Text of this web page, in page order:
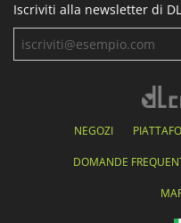
Iscriviti alla newsletter di
NEGOZI
DOMANDE